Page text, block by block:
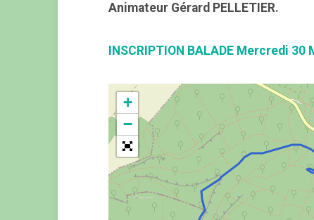
Animateur Gérard PELLETIER.
INSCRIPTION BALADE Mercredi 30
+
−